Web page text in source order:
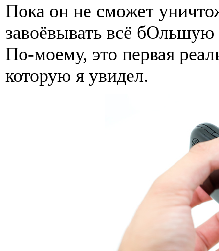
Пока он не сможет
завоёвывать всё
По-моему, это первая
которую я увидел.